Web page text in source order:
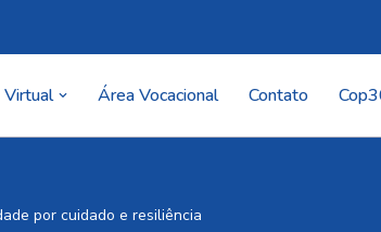
Área Vocacional Contato
por cuidado e resiliência